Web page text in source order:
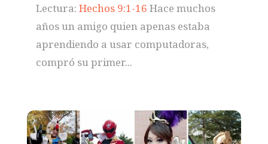
Lectura: Hechos 9:1-16 Hace muchos
años un amigo quien apenas estaba
aprendiendo a usar computadoras,
compró su primer...